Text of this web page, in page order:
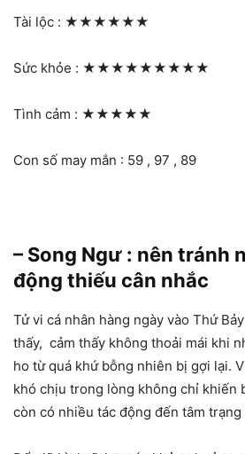
Tài lộc : ★★★★★★
Sức khỏe : ★★★★★★★★★
Tình cảm : ★★★★★
Con số may mắn : 59 , 97 , 89
– Song Ngư : nên tránh
động thiếu cân nhắc
Tử vi cá nhân hàng ngày vào Thứ
thấy, cảm thấy không thoải mái khi
ho từ quá khứ bỗng nhiên bị gợi lại.
khó chịu trong lòng không chỉ khiến
còn có nhiều tác động đến tâm